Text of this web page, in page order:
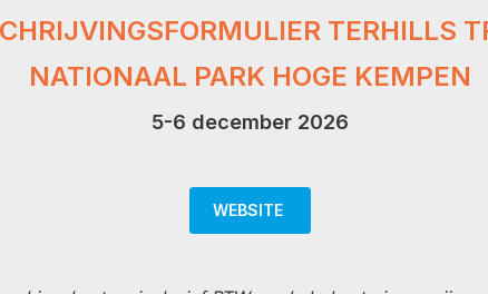
TERHILLS
NATIONAAL PARK HOGE KEMPEN
5-6 december 2026
WEBSITE